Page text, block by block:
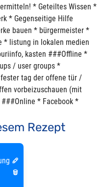
* Geteiltes Wissen *
* Gegenseitige Hilfe
bauen * bürgermeister *
* listung in lokalen medien
kasten ###Offline *
/ user groups *
tag der offene tür /
vorbeizuschauen (mit
* Facebook *
Rezept